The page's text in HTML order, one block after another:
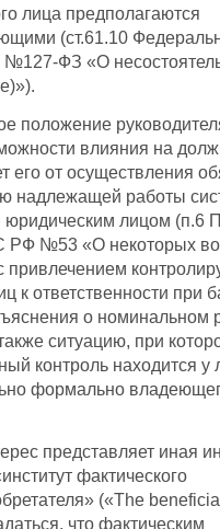
лица предполагаются
(ст.61.10
№127-ФЗ «О
положение
влияния на
его от осуществления
надлежащей работы
юридическим лицом (п.6
РФ №53 «О некоторых
привлечением
к ответственности при
о номинальном
ситуацию, при
контроль находится у
формально
представляет иная
фактического
(«The
что фактическим